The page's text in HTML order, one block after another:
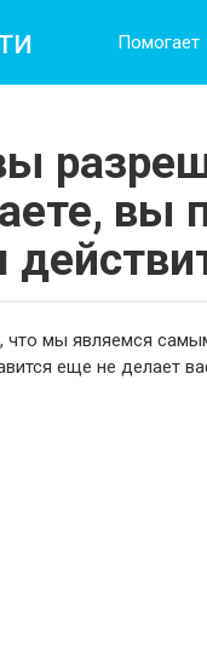
Помогает
вы
мы являемся
еще не делает